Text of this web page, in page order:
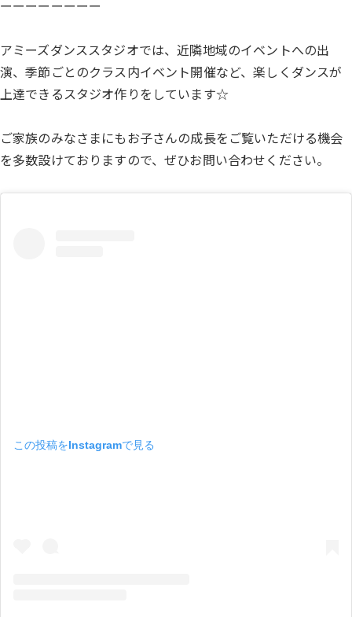
ーーーーーーーー
アミーズダンススタジオでは、近隣地域のイベントへの出
演、季節ごとのクラス内イベント開催など、楽しくダンスが
上達できるスタジオ作りをしています☆
ご家族のみなさまにもお子さんの成長をご覧いただける機会
を多数設けておりますので、ぜひお問い合わせください。
この投稿をInstagramで見る